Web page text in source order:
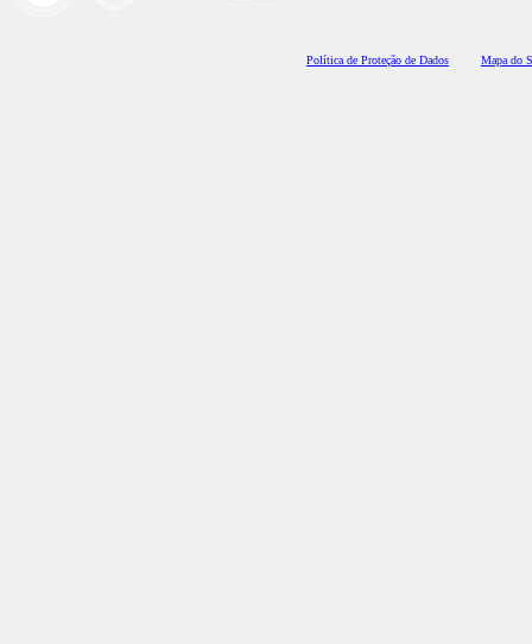
Política de Proteção de Dados Mapa do